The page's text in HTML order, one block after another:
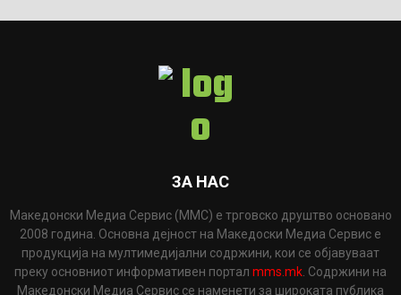
ЗА НАС
Македонски Медиа Сервис (ММС) е трговско друштво основано
2008 година. Основна дејност на Македоски Медиа Сервис е
продукција на мултимедијални содржини, кои се објавуваат
преку основниот информативен портал mms.mk . Содржини на
Македонски Медиа Сервис се наменети за широката публика